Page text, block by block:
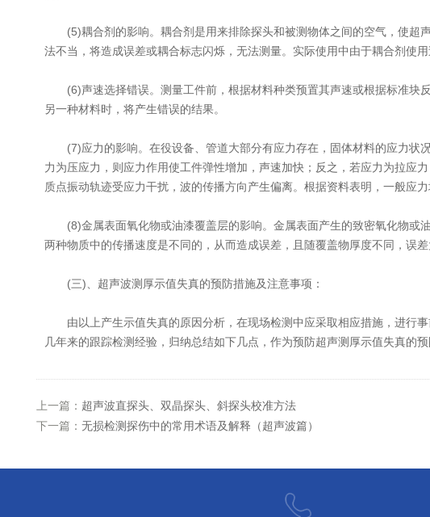
(5)耦合剂的影响。耦合剂是用来排除探头和被测物体之间的空气，使超
法不当，将造成误差或耦合标志闪烁，无法测量。实际使用中由于耦合剂使
(6)声速选择错误。测量工件前，根据材料种类预置其声速或根据标准块
另一种材料时，将产生错误的结果。
(7)应力的影响。在役设备、管道大部分有应力存在，固体材料的应力状
力为压应力，则应力作用使工件弹性增加，声速加快；反之，若应力为拉应
质点振动轨迹受应力干扰，波的传播方向产生偏离。根据资料表明，一般应力
(8)金属表面氧化物或油漆覆盖层的影响。金属表面产生的致密氧化物或
两种物质中的传播速度是不同的，从而造成误差，且随覆盖物厚度不同，误差
(三)、超声波测厚示值失真的预防措施及注意事项：
由以上产生示值失真的原因分析，在现场检测中应采取相应措施，进行
几年来的跟踪检测经验，归纳总结如下几点，作为预防超声测厚示值失真的预
上一篇： 超声波直探头、双晶探头、斜探头校准方法
下一篇： 无损检测探伤中的常用术语及解释（超声波篇）